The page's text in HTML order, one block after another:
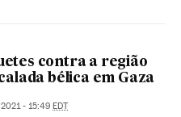
contra a região
bélica em Gaza
2021 - 15:49 EDT